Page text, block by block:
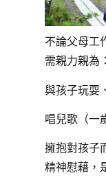
不論父母工
需親力親為：
與孩子玩耍
唱兒歌（一
擁抱對孩子
精神慰藉，